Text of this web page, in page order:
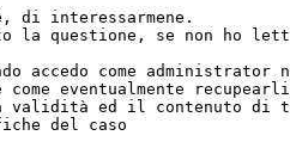
di interessarmene.
la questione, se non
accedo come
eventualmente
validità ed il contenuto di
del caso